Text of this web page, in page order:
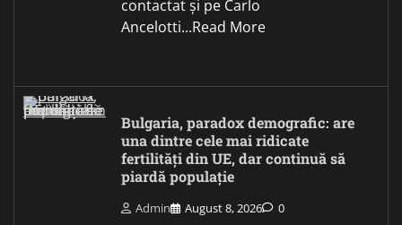
contactat și pe Carlo
Ancelotti...Read More
Bulgaria, paradox demografic: are
una dintre cele mai ridicate
fertilități din UE, dar continuă să
piardă populație
Admin August 8, 2026 0